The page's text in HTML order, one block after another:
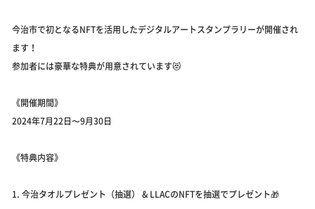
今治市で初となるNFTを活用したデジタルアートスタンプラリーが開催され
ます！
参加者には豪華な特典が用意されています😻
《開催期間》
2024年7月22日〜9月30日
《特典内容》
1. 今治タオルプレゼント（抽選） & LLACのNFTを抽選でプレゼント🎁